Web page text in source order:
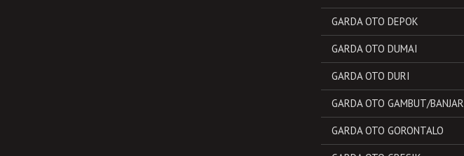
GARDA OTO DEPOK
GARDA OTO DUMAI
GARDA OTO DURI
GARDA OTO GAMBUT/BANJAR
GARDA OTO GORONTALO